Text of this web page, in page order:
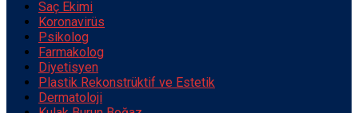
Saç Ekimi
Koronavirüs
Psikolog
Farmakolog
Diyetisyen
Plastik Rekonstrüktif ve Estetik
Dermatoloji